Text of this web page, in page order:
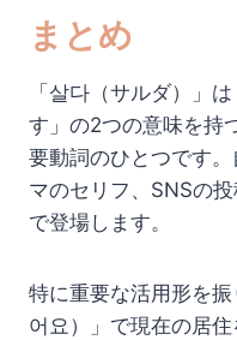
まとめ
「살다（サルダ）」
す」の2つの意味を持
要動詞のひとつです
マのセリフ、SNSの
で登場します。
特に重要な活用形を
어요）」で現在の居